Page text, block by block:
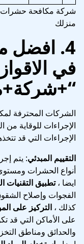
شركة مكافحة حشرات
منزلك
4. افضل
في الاقواز
الشركات المحترفة
الإجراءات للوقاية
الإجراءات التي قد
التقييم المبدئي: يتم
أنواع الحشرات
ايضا ،تطبيق التقنيات
الفجوات وإصلاح
كذلك ، التركيز على
على الأماكن التي قد
والحدائق ومناطق